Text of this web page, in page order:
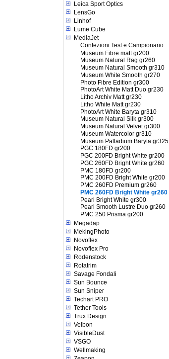
Leica Sport Optics
LensGo
Linhof
Lume Cube
MediaJet
Confezioni Test e Campionario
Museum Fibre matt gr200
Museum Natural Rag gr260
Museum Natural Smooth gr310
Museum White Smooth gr270
Photo Fibre Edition gr300
PhotoArt White Matt Duo gr230
Litho Archiv Matt gr230
Litho White Matt gr230
PhotoArt White Baryta gr310
Museum Natural Silk gr300
Museum Natural Velvet gr300
Museum Watercolor gr310
Museum Palladium Baryta gr325
PGC 180FD gr200
PGC 200FD Bright White gr200
PGC 260FD Bright White gr260
PMC 180FD gr200
PMC 200FD Bright White gr200
PMC 260FD Premium gr260
PMC 260FD Bright White gr260
Pearl Bright White gr300
Pearl Smooth Lustre Duo gr260
PMC 250 Prisma gr200
Megadap
MekingPhoto
Novoflex
Novoflex Pro
Rodenstock
Rotatrim
Savage Fondali
Sun Bounce
Sun Sniper
Techart PRO
Tether Tools
Trux Design
Velbon
VisibleDust
VSGO
Wellmaking